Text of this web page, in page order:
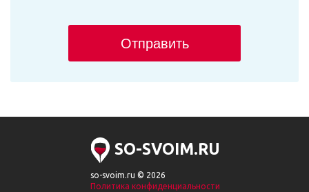
Отправить
SO-SVOIM.RU
so-svoim.ru © 2026
Политика конфиденциальности